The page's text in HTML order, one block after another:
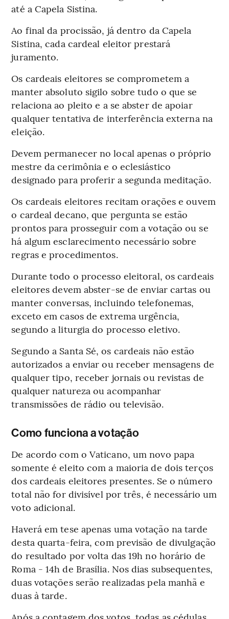
até a Capela Sistina.
Ao final da procissão, já dentro da Capela
Sistina, cada cardeal eleitor prestará
juramento.
Os cardeais eleitores se comprometem a
manter absoluto sigilo sobre tudo o que se
relaciona ao pleito e a se abster de apoiar
qualquer tentativa de interferência externa na
eleição.
Devem permanecer no local apenas o próprio
mestre da cerimônia e o eclesiástico
designado para proferir a segunda meditação.
Os cardeais eleitores recitam orações e ouvem
o cardeal decano, que pergunta se estão
prontos para prosseguir com a votação ou se
há algum esclarecimento necessário sobre
regras e procedimentos.
Durante todo o processo eleitoral, os cardeais
eleitores devem abster-se de enviar cartas ou
manter conversas, incluindo telefonemas,
exceto em casos de extrema urgência,
segundo a liturgia do processo eletivo.
Segundo a Santa Sé, os cardeais não estão
autorizados a enviar ou receber mensagens de
qualquer tipo, receber jornais ou revistas de
qualquer natureza ou acompanhar
transmissões de rádio ou televisão.
Como funciona a votação
De acordo com o Vaticano, um novo papa
somente é eleito com a maioria de dois terços
dos cardeais eleitores presentes. Se o número
total não for divisível por três, é necessário um
voto adicional.
Haverá em tese apenas uma votação na tarde
desta quarta-feira, com previsão de divulgação
do resultado por volta das 19h no horário de
Roma - 14h de Brasília. Nos dias subsequentes,
duas votações serão realizadas pela manhã e
duas à tarde.